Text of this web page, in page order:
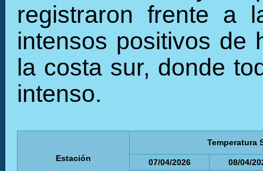
registraron frente a
intensos positivos de
la costa sur, donde
intenso.
Estación
Temperatura
07/04/2026 08/04/